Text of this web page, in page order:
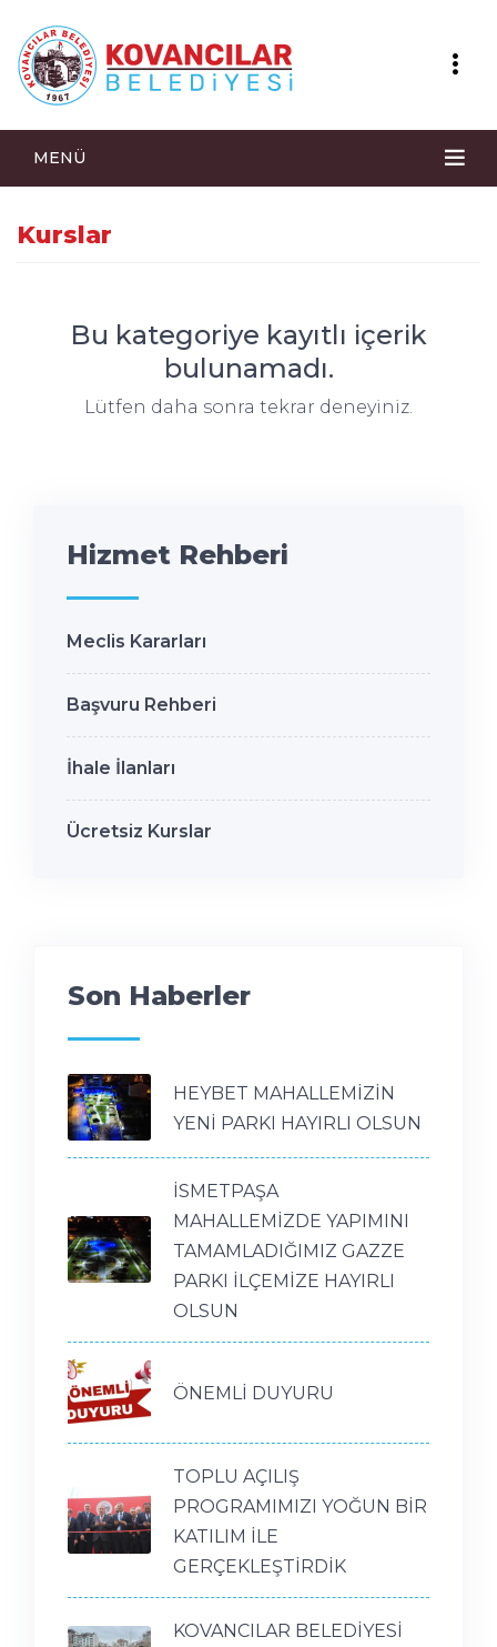
MENÜ
Kurslar
Bu kategoriye kayıtlı içerik
bulunamadı.
Lütfen daha sonra tekrar deneyiniz.
Hizmet Rehberi
Meclis Kararları
Başvuru Rehberi
İhale İlanları
Ücretsiz Kurslar
Son Haberler
HEYBET MAHALLEMİZİN
YENİ PARKI HAYIRLI OLSUN
İSMETPAŞA
MAHALLEMİZDE YAPIMINI
TAMAMLADIĞIMIZ GAZZE
PARKI İLÇEMİZE HAYIRLI
OLSUN
ÖNEMLİ DUYURU
TOPLU AÇILIŞ
PROGRAMIMIZI YOĞUN BİR
KATILIM İLE
GERÇEKLEŞTİRDİK
KOVANCILAR BELEDİYESİ